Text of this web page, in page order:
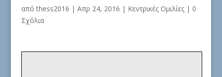
απόthess2016 | Απρ 24, 2016 | Κεντρικές Ομιλίες| 0
Σχόλια